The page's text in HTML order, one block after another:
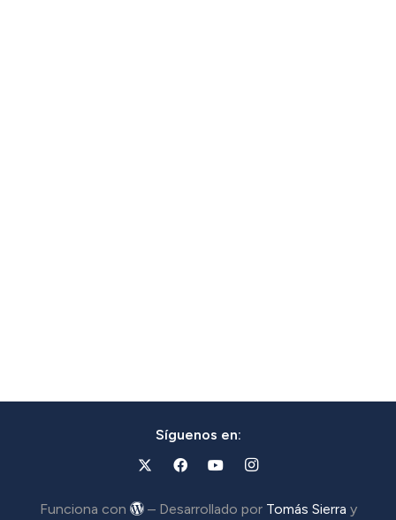
Síguenos en:
Funciona con – Desarrollado por Tomás Sierra y